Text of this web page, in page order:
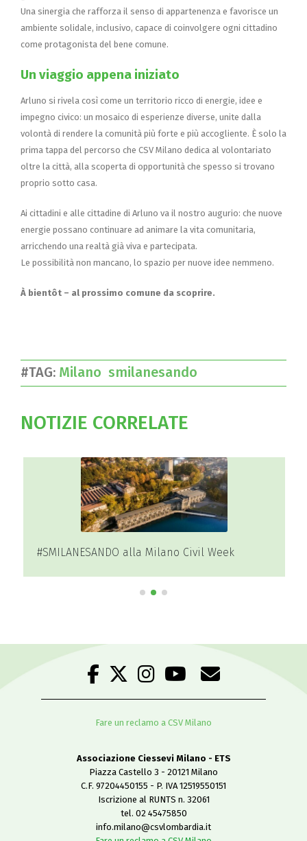
Una sinergia che rafforza il senso di appartenenza e favorisce un
ambiente solidale, inclusivo, capace di coinvolgere ogni cittadino
come protagonista del bene comune.
Un viaggio appena iniziato
Arluno si rivela così come un territorio ricco di energie, idee e
impegno civico: un mosaico di esperienze diverse, unite dalla
volontà di rendere la comunità più forte e più accogliente. È solo la
prima tappa del percorso che CSV Milano dedica al volontariato
oltre la città, alla scoperta di opportunità che spesso si trovano
proprio sotto casa.
Ai cittadini e alle cittadine di Arluno va il nostro augurio: che nuove
energie possano continuare ad animare la vita comunitaria,
arricchendo una realtà già viva e partecipata.
Le possibilità non mancano, lo spazio per nuove idee nemmeno.
À bientôt – al prossimo comune da scoprire.
#TAG: Milano smilanesando
NOTIZIE CORRELATE
#SMILANESANDO alla Milano Civil Week
Fare un reclamo a CSV Milano
Associazione Ciessevi Milano - ETS
Piazza Castello 3 - 20121 Milano
C.F. 97204450155 - P. IVA 12519550151
Iscrizione al RUNTS n. 32061
tel. 02 45475850
info.milano@csvlombardia.it
Fare un reclamo a CSV Milano